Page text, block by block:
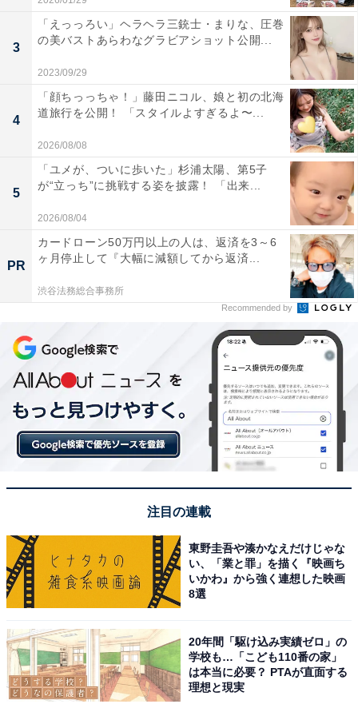
3
「えっっろい」ヘラヘラ三銃士・まりな、圧巻
の美バストあらわなグラビアショット公開...
2023/09/29
4
「顔ちっっちゃ！」藤田ニコル、娘と初の北海
道旅行を公開！ 「スタイルよすぎるよ〜...
2026/08/08
5
「ユメが、ついに歩いた」杉浦太陽、第5子
が“立っち”に挑戦する姿を披露！ 「出来...
2026/08/04
PR
カードローン50万円以上の人は、返済を3～6
ヶ月停止して『大幅に減額してから返済...
渋谷法務総合事務所
Recommended by
注目の連載
東野圭吾や湊かなえだけじゃな
い、「業と罪」を描く『映画ち
いかわ』から強く連想した映画
8選
20年間「駆け込み実績ゼロ」の
学校も…「こども110番の家」
は本当に必要？ PTAが直面する
理想と現実